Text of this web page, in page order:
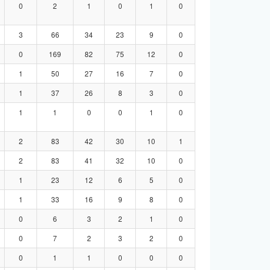
0 2 1 0 1 0
3 66 34 23 9
0
0 169 82 75 12
0
1 50 27 16 7
0
1 37 26 8 3
0
1 1 0 0 1 0
2 83 42 30 10
1
2 83 41 32 10
0
1 23 12 6 5
0
1 33 16 9 8
0
0 6 3 2 1
0
0 7 2 3 2
0
0 1 1 0 0 0